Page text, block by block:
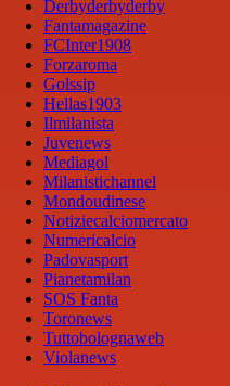
Derbyderbyderby
Fantamagazine
FCInter1908
Forzaroma
Golssip
Hellas1903
Ilmilanista
Juvenews
Mediagol
Milanistichannel
Mondoudinese
Notiziecalciomercato
Numericalcio
Padovasport
Pianetamilan
SOS Fanta
Toronews
Tuttobolognaweb
Violanews